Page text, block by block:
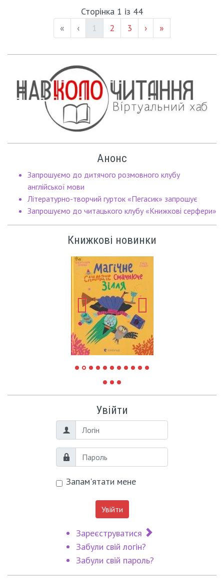
Сторінка 1 із 44
«
‹ (current)
1 Page #
2 Page #
3 › »
Анонс
Запрошуємо до дитячого розмовного клубу
англійської мови
Літературно-творчий гурток «Пегасик» запрошує
Запрошуємо до читацького клубу «Книжкові серфери»
Книжкові новинки
Увійти
Логін
Пароль
Запам'ятати мене
Увійти
Зареєструватися
Забули свій логін?
Забули свій пароль?